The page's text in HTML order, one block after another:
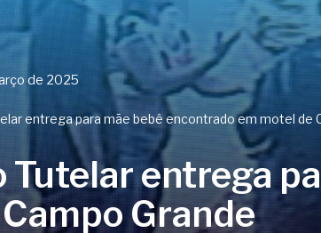
de 2025
entrega para mãe bebê encontrado em motel de
Tutelar entrega
Grande